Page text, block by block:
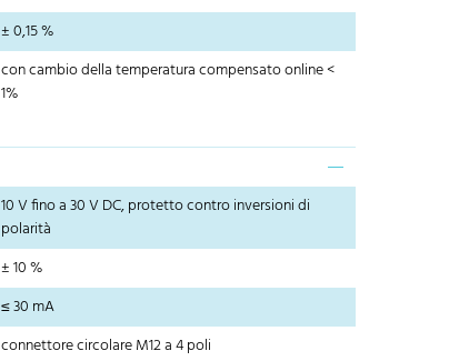
± 0,15 %
con cambio della temperatura compensato online <
1%
10 V fino a 30 V DC, protetto contro inversioni di
polarità
± 10 %
≤ 30 mA
connettore circolare M12 a 4 poli